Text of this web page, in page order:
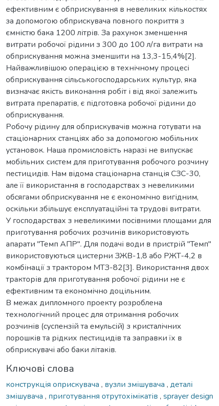
ефективним є обприскування в невеликих кількостях
за допомогою обприскувача повного покриття з
ємністю бака 1200 літрів. За рахунок зменшення
витрати робочої рідини з 300 до 100 л/га витрати на
обприскування можна зменшити на 13,3-15,4%[2].
Найважливішою операцією в технічному процесі
обприскування сільськогосподарських культур, яка
визначає якість виконання робіт і від якої залежить
витрата препаратів, є підготовка робочої рідини до
обприскування.
Робочу рідину для обприскувачів можна готувати на
стаціонарних станціях або за допомогою мобільних
установок. Наша промисловість наразі не випускає
мобільних систем для приготування робочого розчину
пестицидів. Нам відома стаціонарна станція СЗС-30,
але її використання в господарствах з невеликими
обсягами обприскування не є економічно вигідним,
оскільки збільшує експлуатаційні та трудові витрати.
У господарствах з невеликими посівними площами для
приготування робочих розчинів використовують
апарати "Темп АПР". Для подачі води в пристрій "Темп"
використовуються цистерни ЗЖВ-1,8 або РЖТ-4,2 в
комбінації з трактором МТЗ-82[3]. Використання двох
тракторів для приготування робочої рідини не є
ефективним та економічно доцільним.
В межах дипломного проекту розроблена
технологічний процес для отримання робочих
розчинів (суспензій та емульсій) з кристалічних
порошків та рідких пестицидів та заправки їх в
обприскувачі або баки літаків.
Ключові слова
конструкція оприскувача , вузли змішувача , деталі
змішувача , приготування отрутохімікатів , sprayer design